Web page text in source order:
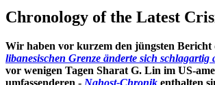
Chronology of the Latest
Wir haben vor kurzem den jüngsten Bericht
libanesischen Grenze änderte sich
vor wenigen Tagen Sharat G. Lin im US-
umfassenderen - Nahost-Chronik enthalten